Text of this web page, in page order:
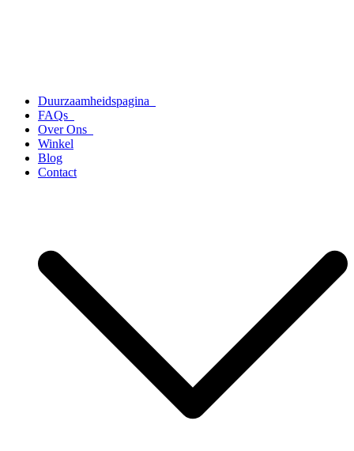
Duurzaamheidspagina
FAQs
Over Ons
Winkel
Blog
Contact